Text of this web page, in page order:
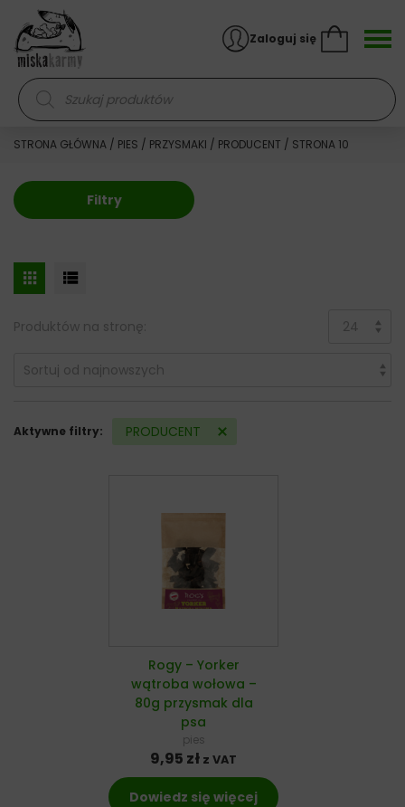
Skocz do treści
Wyszukiwarka produktów
Zaloguj się
STRONA GŁÓWNA / PIES / PRZYSMAKI / PRODUCENT / STRONA 10
Filtry
Produktów na stronę:
Aktywne filtry: PRODUCENT
Rogy – Yorker
wątroba wołowa –
80g przysmak dla
psa
pies
9,95 zł z VAT
Dowiedz się więcej